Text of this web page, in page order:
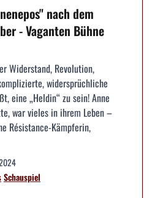
nach dem
- Vaganten Bühne
Widerstand, Revolution,
widersprüchliche
eine „Heldin“ zu sein! Anne
war vieles in ihrem Leben –
Résistance-Kämpferin,
Schauspiel